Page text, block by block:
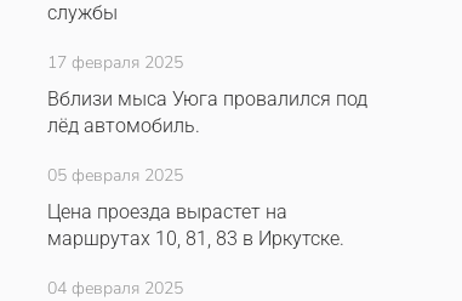
службы
17 февраля 2025
Вблизи мыса Уюга провалился под
лёд автомобиль.
05 февраля 2025
Цена проезда вырастет на
маршрутах 10, 81, 83 в Иркутске.
04 февраля 2025